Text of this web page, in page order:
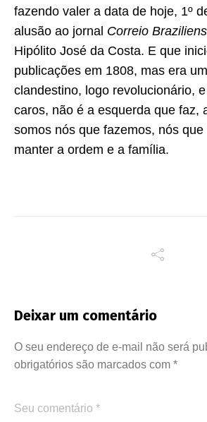
fazendo valer a data de hoje, 1º
alusão ao jornal Correio
Hipólito José da Costa. E que
publicações em 1808, mas era
clandestino, logo revolucionário,
caros, não é a esquerda que faz,
somos nós que fazemos, nós
manter a ordem e a família.
Deixar um comentário
O seu endereço de e-mail não será
obrigatórios são marcados com *